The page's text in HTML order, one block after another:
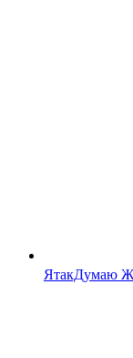
ЯтакДумаю